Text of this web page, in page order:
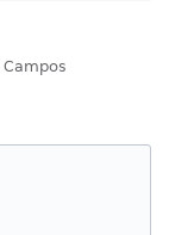
Campos